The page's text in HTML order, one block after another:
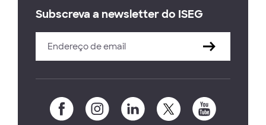
Subscreva a newsletter do ISEG